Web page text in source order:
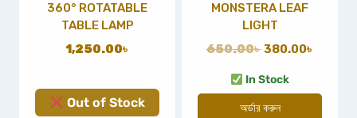
360° ROTATABLE
TABLE LAMP
1,250.00৳
Out of Stock
MONSTERA LEAF
LIGHT
650.00৳380.00৳
In Stock
অর্ডার করুন